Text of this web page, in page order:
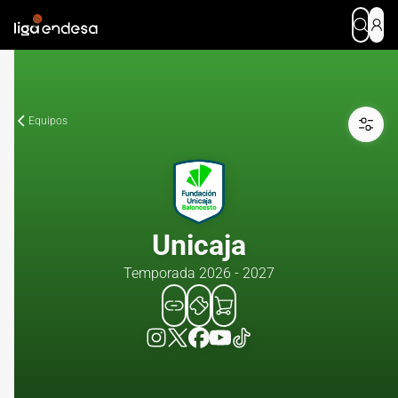
Equipos
Unicaja
Temporada 2026 - 2027